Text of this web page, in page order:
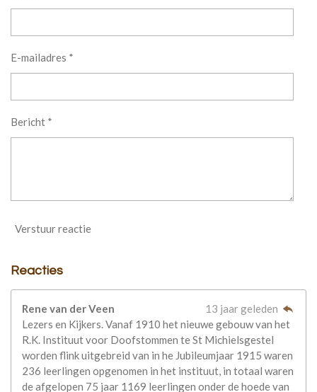
E-mailadres *
Bericht *
Verstuur reactie
Reacties
Rene van der Veen
13 jaar geleden
Lezers en Kijkers. Vanaf 1910 het nieuwe gebouw van het
R.K. Instituut voor Doofstommen te St Michielsgestel
worden flink uitgebreid van in he Jubileumjaar 1915 waren
236 leerlingen opgenomen in het instituut, in totaal waren
de afgelopen 75 jaar 1169 leerlingen onder de hoede van